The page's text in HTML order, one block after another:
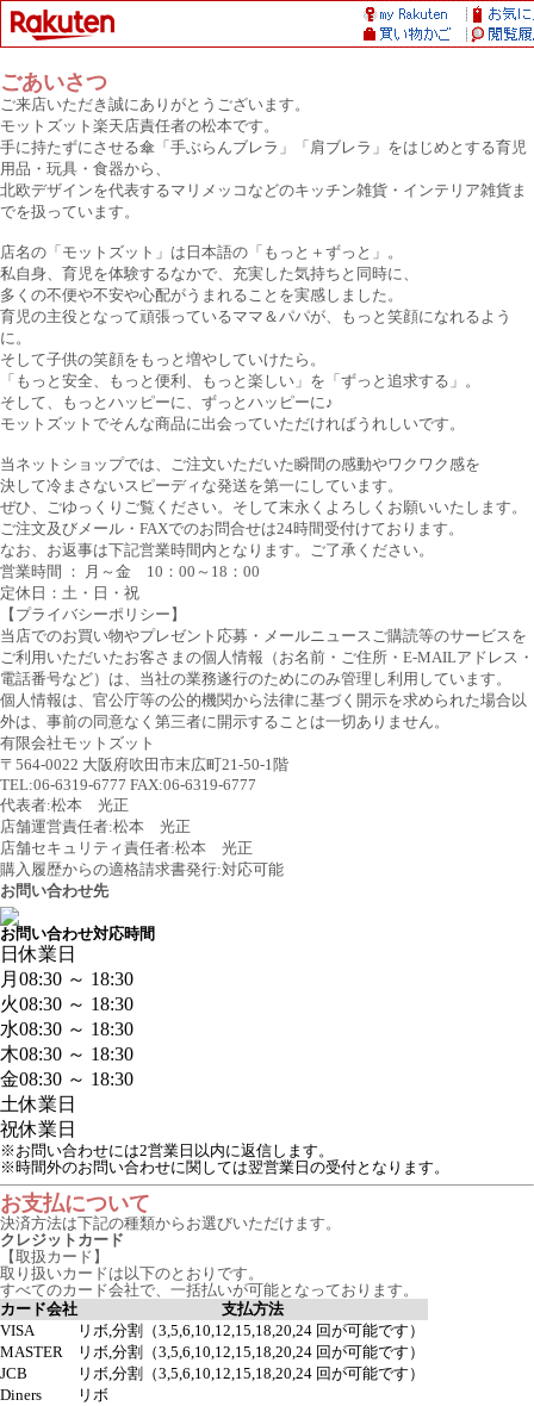
ごあいさつ
ご来店いただき誠にありがとうございます。
モットズット楽天店責任者の松本です。
手に持たずにさせる傘「手ぶらんブレラ」「肩ブレラ」をはじめとする育児
用品・玩具・食器から、
北欧デザインを代表するマリメッコなどのキッチン雑貨・インテリア雑貨ま
でを扱っています。
店名の「モットズット」は日本語の「もっと＋ずっと」。
私自身、育児を体験するなかで、充実した気持ちと同時に、
多くの不便や不安や心配がうまれることを実感しました。
育児の主役となって頑張っているママ＆パパが、もっと笑顔になれるよう
に。
そして子供の笑顔をもっと増やしていけたら。
「もっと安全、もっと便利、もっと楽しい」を「ずっと追求する」。
そして、もっとハッピーに、ずっとハッピーに♪
モットズットでそんな商品に出会っていただければうれしいです。
当ネットショップでは、ご注文いただいた瞬間の感動やワクワク感を
決して冷まさないスピーディな発送を第一にしています。
ぜひ、ごゆっくりご覧ください。そして末永くよろしくお願いいたします。
ご注文及びメール・FAXでのお問合せは24時間受付けております。
なお、お返事は下記営業時間内となります。ご了承ください。
営業時間 ： 月～金 10：00～18：00
定休日：土・日・祝
【プライバシーポリシー】
当店でのお買い物やプレゼント応募・メールニュースご購読等のサービスを
ご利用いただいたお客さまの個人情報（お名前・ご住所・E-MAILアドレス・
電話番号など）は、当社の業務遂行のためにのみ管理し利用しています。
個人情報は、官公庁等の公的機関から法律に基づく開示を求められた場合以
外は、事前の同意なく第三者に開示することは一切ありません。
有限会社モットズット
〒564-0022 大阪府吹田市末広町21-50-1階
TEL:06-6319-6777 FAX:06-6319-6777
代表者:松本 光正
店舗運営責任者:松本 光正
店舗セキュリティ責任者:松本 光正
購入履歴からの適格請求書発行:対応可能
お問い合わせ先
お問い合わせ対応時間
日休業日
月 08:30 ～ 18:30
火08:30 ～ 18:30
水08:30 ～ 18:30
木08:30 ～ 18:30
金08:30 ～ 18:30
土休業日
祝休業日
※お問い合わせには2営業日以内に返信します。
※時間外のお問い合わせに関しては翌営業日の受付となります。
お支払について
決済方法は下記の種類からお選びいただけます。
クレジットカード
【取扱カード】
取り扱いカードは以下のとおりです。
すべてのカード会社で、一括払いが可能となっております。
カード会社
支払方法
VISA
リボ,分割（3,5,6,10,12,15,18,20,24 回が可能です）
MASTER
リボ,分割（3,5,6,10,12,15,18,20,24 回が可能です）
JCB
リボ,分割（3,5,6,10,12,15,18,20,24 回が可能です）
Diners
リボ